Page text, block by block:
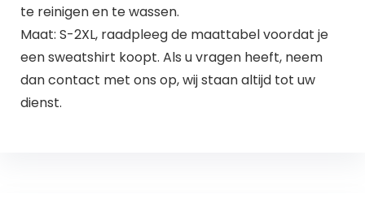
te reinigen en te wassen.
Maat: S-2XL, raadpleeg de maattabel voordat je
een sweatshirt koopt. Als u vragen heeft, neem
dan contact met ons op, wij staan altijd tot uw
dienst.